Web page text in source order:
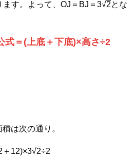
す。よって、OJ＝BJ＝3√2とな
式＝(上底＋下底)×高さ÷2
は次の通り。
＋12)×3√2÷2